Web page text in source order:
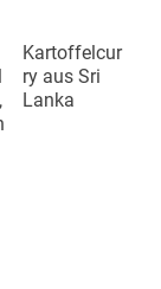
Kartoffelcur
ry aus Sri
Lanka